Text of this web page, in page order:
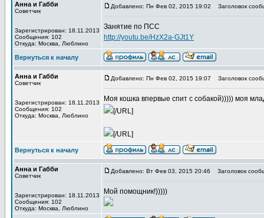
Анна и Габби
Советчик
Зарегистрирован: 18.11.2013
Сообщения: 102
Откуда: Москва, Люблино
Добавлено: Пн Фев 02, 2015 19:02 Заголовок
Занятие по ПСС
http://youtu.be/HzX2a-GJt1Y
Вернуться к началу
Анна и Габби
Советчик
Зарегистрирован: 18.11.2013
Сообщения: 102
Откуда: Москва, Люблино
Добавлено: Пн Фев 02, 2015 19:07 Заголовок
Моя кошка впервые спит с собакой))))) моя
[/URL]
[/URL]
Вернуться к началу
Анна и Габби
Советчик
Зарегистрирован: 18.11.2013
Сообщения: 102
Откуда: Москва, Люблино
Добавлено: Вт Фев 03, 2015 20:46 Заголовок
Мой помощник!)))))